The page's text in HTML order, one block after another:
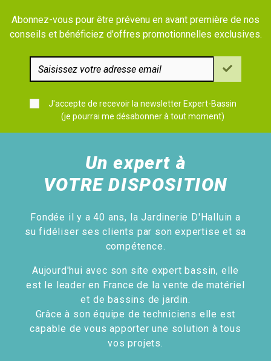
Abonnez-vous pour être prévenu en avant première de nos
conseils et bénéficiez d'offres promotionnelles exclusives.
J'accepte de recevoir la newsletter Expert-Bassin
(je pourrai me désabonner à tout moment)
Un expert à
VOTRE DISPOSITION
Fondée il y a 40 ans, la Jardinerie D'Halluin a
su fidéliser ses clients par son expertise et sa
compétence.
Aujourd'hui avec son site expert bassin, elle
est le leader en France de la vente de matériel
et de bassins de jardin.
Grâce à son équipe de techniciens elle est
capable de vous apporter une solution à tous
vos projets.